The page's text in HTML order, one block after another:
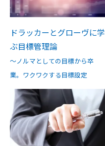
ドラッカーとグローヴに学
ぶ目標管理論
～ノルマとしての目標から卒
業。ワクワクする目標設定